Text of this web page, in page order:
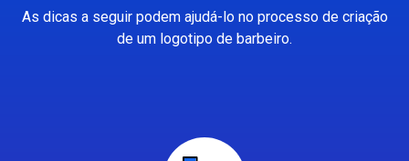
As dicas a seguir podem ajudá-lo no processo de criação
de um logotipo de barbeiro.